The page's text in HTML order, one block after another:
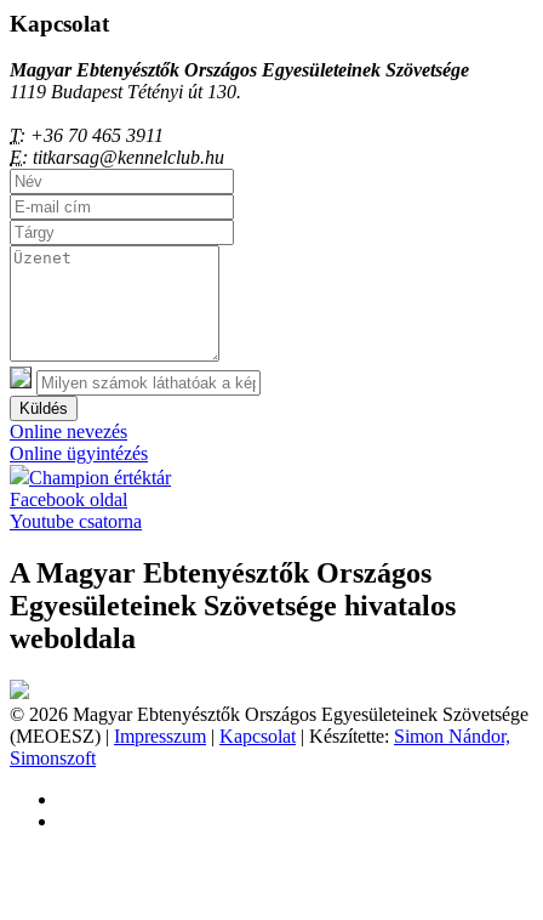
Kapcsolat
Magyar Ebtenyésztők Országos Egyesületeinek Szövetsége
1119 Budapest Tétényi út 130.
T: +36 70 465 3911
E: titkarsag@kennelclub.hu
Küldés
Online nevezés
Online ügyintézés
Champion értéktár
Facebook oldal
Youtube csatorna
A Magyar Ebtenyésztők Országos
Egyesületeinek Szövetsége hivatalos
weboldala
© 2026 Magyar Ebtenyésztők Országos Egyesületeinek Szövetsége
(MEOESZ) | Impresszum | Kapcsolat | Készítette: Simon Nándor,
Simonszoft